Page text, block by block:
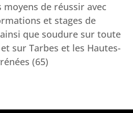
moyens de réussir avec
et stages de
que soudure sur toute
sur Tarbes et les Hautes-
(65)